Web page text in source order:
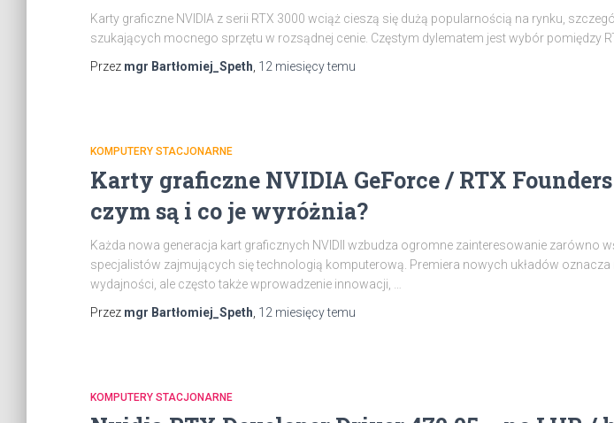
Karty graficzne NVIDIA z serii RTX 3000 wciąż cieszą się dużą popularnością na rynku,
szukających mocnego sprzętu w rozsądnej cenie. Częstym dylematem jest wybór pomiędzy
Przez mgr Bartłomiej_Speth 12 miesięcytemu
KOMPUTERY STACJONARNE
Karty graficzne NVIDIA GeForce / RTX
czym są i co je wyróżnia?
Każda nowa generacja kart graficznych NVIDII wzbudza ogromne zainteresowanie zarówno
specjalistów zajmujących się technologią komputerową. Premiera nowych układów oznacza
wydajności, ale często także wprowadzenie innowacji, …
Przez mgr Bartłomiej_Speth 12 miesięcytemu
KOMPUTERY STACJONARNE